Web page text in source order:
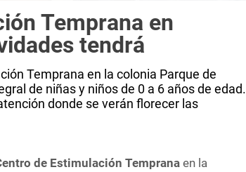
Temprana en
tendrá
Temprana en la colonia Parque de
de niñas y niños de 0 a 6 años de edad.
donde se verán florecer las
de Estimulación Temprana en la